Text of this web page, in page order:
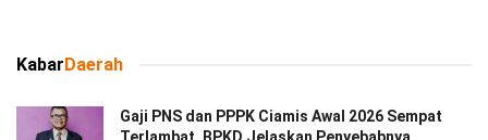
KabarDaerah
Gaji PNS dan PPPK Ciamis Awal 2026 Sempat